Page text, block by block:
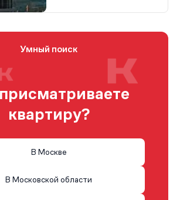
Умный поиск
квартиру?
В Москве
В Московской области